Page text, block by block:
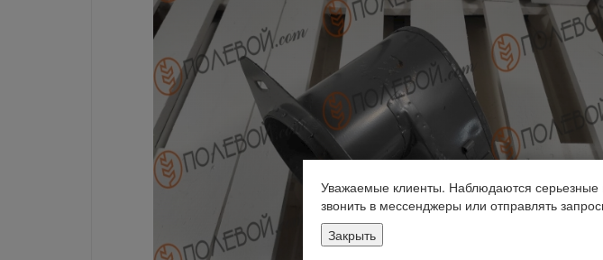
Уважаемые клиенты. Наблюдаются
звонить в мессенджеры или отправлять
Закрыть